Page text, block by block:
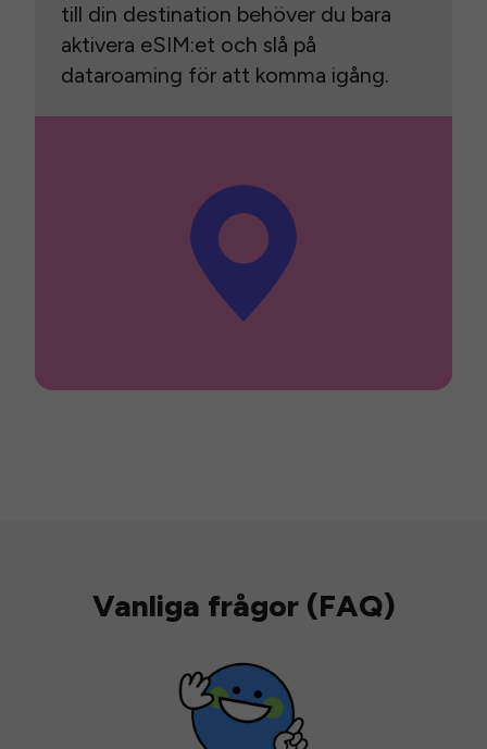
till din destination behöver du bara
aktivera eSIM:et och slå på
dataroaming för att komma igång.
Vanliga frågor (FAQ)